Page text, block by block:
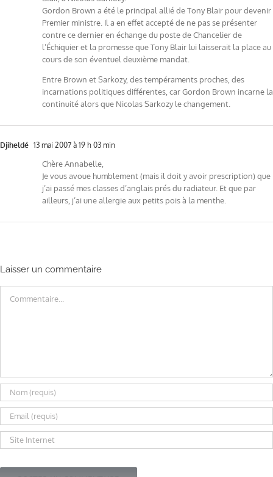
Gordon Brown a été le principal allié de Tony Blair pour devenir
Premier ministre. Il a en effet accepté de ne pas se présenter
contre ce dernier en échange du poste de Chancelier de
l’Échiquier et la promesse que Tony Blair lui laisserait la place au
cours de son éventuel deuxième mandat.
Entre Brown et Sarkozy, des tempéraments proches, des
incarnations politiques différentes, car Gordon Brown incarne la
continuité alors que Nicolas Sarkozy le changement.
Djiheldé 13 mai 2007 à 19 h 03 min
Chère Annabelle,
Je vous avoue humblement (mais il doit y avoir prescription) que
j’ai passé mes classes d’anglais prés du radiateur. Et que par
ailleurs, j’ai une allergie aux petits pois à la menthe.
Laisser un commentaire